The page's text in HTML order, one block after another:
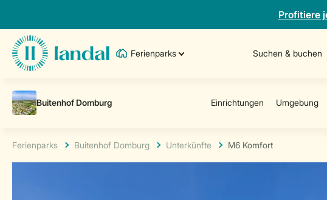
Profitiere
Ferienparks Suchen & buchen
Ferienparks Buitenhof Domburg Unterkünfte M6 Komfort